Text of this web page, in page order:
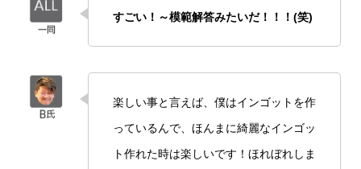
すごい！～模範解答みたいだ！！！(笑)
楽しい事と言えば、僕はインゴットを作
っているんで、ほんまに綺麗なインゴッ
ト作れた時は楽しいです！ほれぼれしま